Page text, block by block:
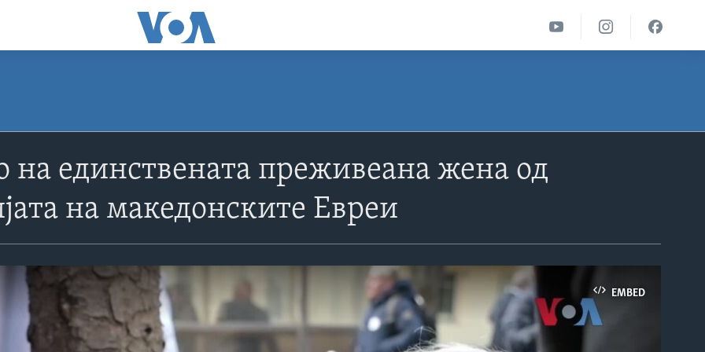
на единствената преживеана жена од
на македонските Евреи
EMBED